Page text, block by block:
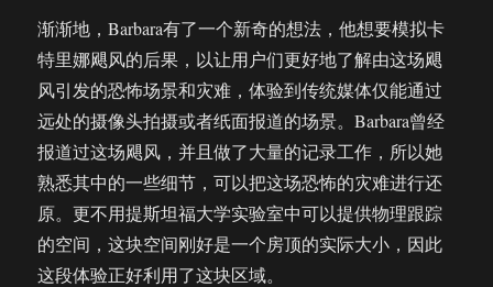
渐渐地，Barbara有了一个新奇的想法，他想要模拟卡
特里娜飓风的后果，以让用户们更好地了解由这场飓
风引发的恐怖场景和灾难，体验到传统媒体仅能通过
远处的摄像头拍摄或者纸面报道的场景。Barbara曾经
报道过这场飓风，并且做了大量的记录工作，所以她
熟悉其中的一些细节，可以把这场恐怖的灾难进行还
原。更不用提斯坦福大学实验室中可以提供物理跟踪
的空间，这块空间刚好是一个房顶的实际大小，因此
这段体验正好利用了这块区域。